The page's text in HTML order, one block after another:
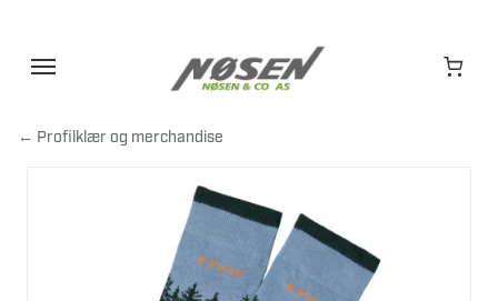
← Profilklær og merchandise